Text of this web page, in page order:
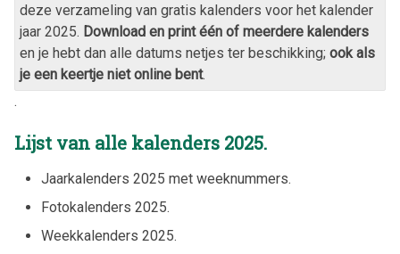
deze verzameling van gratis kalenders voor het kalender
jaar 2025. Download en print één of meerdere kalenders
en je hebt dan alle datums netjes ter beschikking; ook als
je een keertje niet online bent.
.
Lijst van alle kalenders 2025.
Jaarkalenders 2025 met weeknummers.
Fotokalenders 2025.
Weekkalenders 2025.